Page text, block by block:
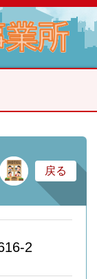
サ
戻る
2